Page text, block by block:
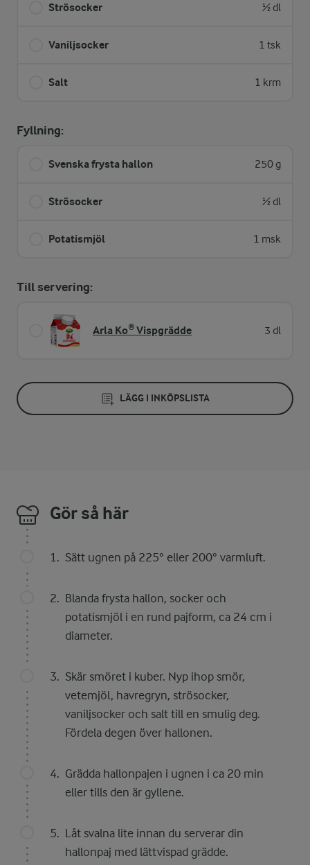
Strösocker ½ dl
Vaniljsocker 1 tsk
Salt 1 krm
Fyllning:
Svenska frysta hallon 250 g
Strösocker ½ dl
Potatismjöl 1 msk
Till servering:
Arla Ko® Vispgrädde 3 dl
LÄGG I INKÖPSLISTA
Gör så här
Sätt ugnen på 225° eller 200° varmluft.
Blanda frysta hallon, socker och
potatismjöl i en rund pajform, ca 24 cm i
diameter.
Skär smöret i kuber. Nyp ihop smör,
vetemjöl, havregryn, strösocker,
vaniljsocker och salt till en smulig deg.
Fördela degen över hallonen.
Grädda hallonpajen i ugnen i ca 20 min
eller tills den är gyllene.
Låt svalna lite innan du serverar din
hallonpaj med lättvispad grädde.